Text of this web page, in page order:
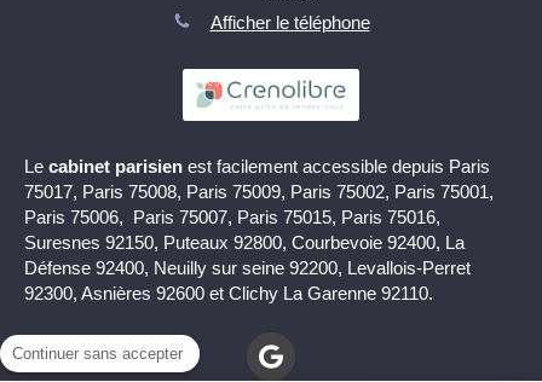
Afficher le téléphone
Le cabinet parisien est facilement accessible depuis Paris
75017, Paris 75008, Paris 75009, Paris 75002, Paris 75001,
Paris 75006, Paris 75007, Paris 75015, Paris 75016,
Suresnes 92150, Puteaux 92800, Courbevoie 92400, La
Défense 92400, Neuilly sur seine 92200, Levallois-Perret
92300, Asnières 92600 et Clichy La Garenne 92110.
Continuer sans accepter